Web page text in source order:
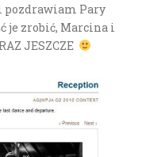
pozdrawiam Pary
zrobić, Marcina i
JESZCZE